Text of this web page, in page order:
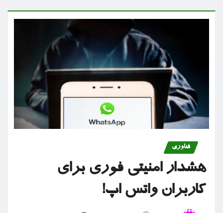
فناوری
هشدار امنیتی فوری برای
کاربران واتس اپ!